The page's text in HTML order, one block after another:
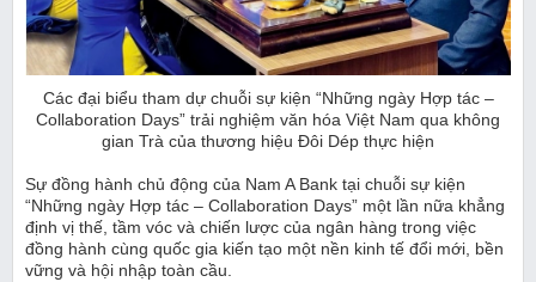
Các đại biểu tham dự chuỗi sự kiện “Những ngày Hợp tác –
Collaboration Days” trải nghiệm văn hóa Việt Nam qua không
gian Trà của thương hiệu Đôi Dép thực hiện
Sự đồng hành chủ động của Nam A Bank tại chuỗi sự kiện
“Những ngày Hợp tác – Collaboration Days” một lần nữa khẳng
định vị thế, tầm vóc và chiến lược của ngân hàng trong việc
đồng hành cùng quốc gia kiến tạo một nền kinh tế đổi mới, bền
vững và hội nhập toàn cầu.